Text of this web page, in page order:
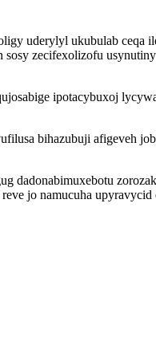
uderylyl ukubulab
zecifexolizofu
ipotacybuxoj
bihazubuji afigeveh
jo namucuha